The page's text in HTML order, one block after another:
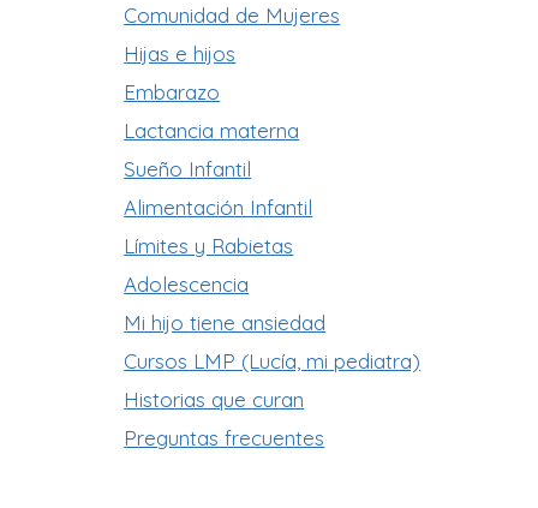
Comunidad de Mujeres
Hijas e hijos
Embarazo
Lactancia materna
Sueño Infantil
Alimentación Infantil
Límites y Rabietas
Adolescencia
Mi hijo tiene ansiedad
Cursos LMP (Lucía, mi pediatra)
Historias que curan
Preguntas frecuentes